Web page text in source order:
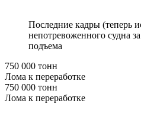
Последние кадры (теперь
непотревоженного судна
подъема
750 000 тонн
Лома к переработке
750 000 тонн
Лома к переработке